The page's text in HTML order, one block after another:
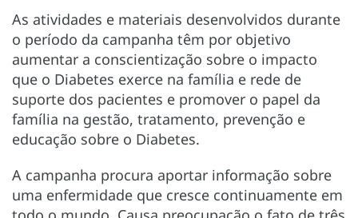
As atividades e materiais desenvolvidos durante
o período da campanha têm por objetivo
aumentar a conscientização sobre o impacto
que o Diabetes exerce na família e rede de
suporte dos pacientes e promover o papel da
família na gestão, tratamento, prevenção e
educação sobre o Diabetes.
A campanha procura aportar informação sobre
uma enfermidade que cresce continuamente em